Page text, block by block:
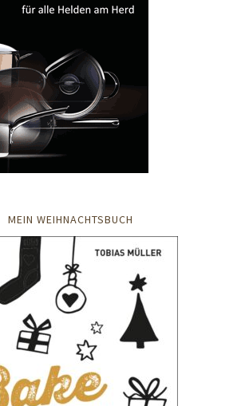
MEIN WEIHNACHTSBUCH